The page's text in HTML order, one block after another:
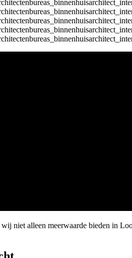
niet alleen meerwaarde bieden in